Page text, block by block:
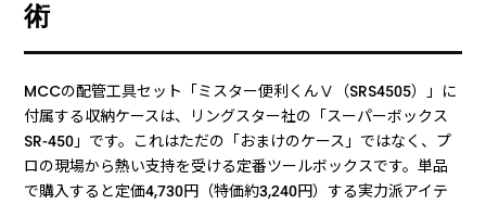
術
MCCの配管工具セット「ミスター便利くんⅤ（SRS4505）」に
付属する収納ケースは、リングスター社の「スーパーボックス
SR-450」です。これはただの「おまけのケース」ではなく、プ
ロの現場から熱い支持を受ける定番ツールボックスです。単品
で購入すると定価4,730円（特価約3,240円）する実力派アイテ